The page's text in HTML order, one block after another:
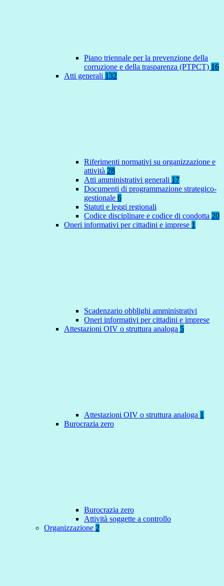
Piano triennale per la prevenzione della
corruzione e della trasparenza (PTPCT) 16
Atti generali 132
Riferimenti normativi su organizzazione e
attività 28
Atti amministrativi generali 17
Documenti di programmazione strategico-
gestionale 6
Statuti e leggi regionali
Codice disciplinare e codice di condotta 20
Oneri informativi per cittadini e imprese 1
Scadenzario obblighi amministrativi
Oneri informativi per cittadini e imprese
Attestazioni OIV o struttura analoga 5
Attestazioni OIV o struttura analoga 1
Burocrazia zero
Burocrazia zero
Attività soggette a controllo
Organizzazione 2